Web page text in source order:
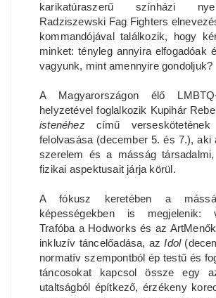
karikatúraszerű színházi
Radziszewski Fag Fighters
kommandójával találkozik, hogy
minket: tényleg annyira elfogadóak
vagyunk, mint amennyire gondoljuk?
A Magyarországon élő
helyzetével foglalkozik Kupihár
istenéhezcímű verseskötetének
felolvasása (december 5. és 7.), aki
szerelem és a másság
fizikai aspektusait járja körül.
A fókusz keretében a
képességekben is megjelenik:
Trafóba a Hodworks és az
inkluzív táncelőadása, azIdol
normatív szempontból ép testű és
táncosokat kapcsol össze egy
utaltságból építkező, érzékeny